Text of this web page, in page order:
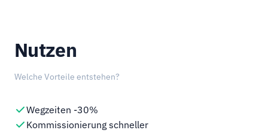
Nutzen
Welche Vorteile entstehen?
Wegzeiten -30%
Kommissionierung schneller